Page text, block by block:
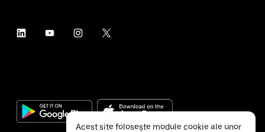
Acest site folosește module cookie ale unor